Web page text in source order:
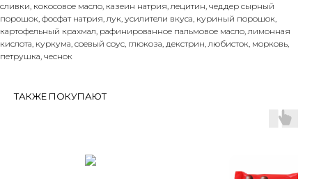
сливки, кокосовое масло, казеин натрия, лецитин, чеддер сырный
порошок, фосфат натрия, лук, усилители вкуса, куриный порошок,
картофельный крахмал, рафинированное пальмовое масло, лимонная
кислота, куркума, соевый соус, глюкоза, декстрин, любисток, морковь,
петрушка, чеснок
ТАКЖЕ ПОКУПАЮТ